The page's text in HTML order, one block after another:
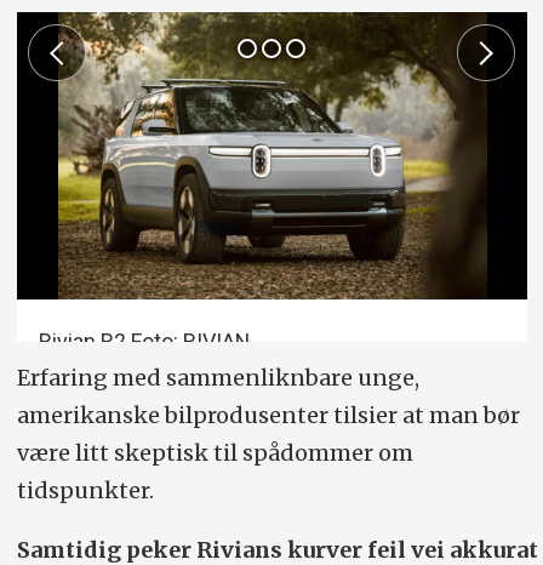
Rivian R2 Foto: RIVIAN
Erfaring med sammenliknbare unge,
amerikanske bilprodusenter tilsier at man bør
være litt skeptisk til spådommer om
tidspunkter.
Samtidig peker Rivians kurver feil vei akkurat